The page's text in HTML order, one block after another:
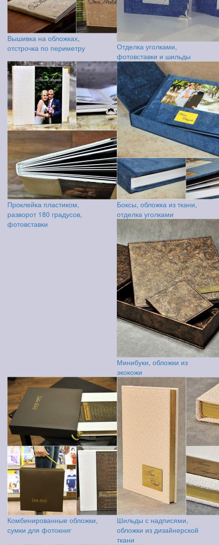
Вышивка на обложках,
отстрочка по периметру
Отделка уголками,
фотовставки и шильды
Проклейка пластиком,
разворот 180 градусов,
фотовставки
Боксы, обложка из ткани,
отделка уголками
Минибуки, обложки из
экокожи
Комбинированные обложки,
сумки для фотокниг
Шильды с надписями,
обложки из дизайнерской
ткани